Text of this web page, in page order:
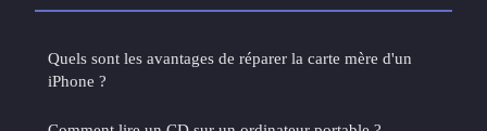
Quels sont les avantages de réparer la carte mère d'un
iPhone ?